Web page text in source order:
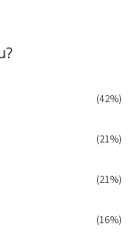
(42%)
(21%)
(21%)
(16%)